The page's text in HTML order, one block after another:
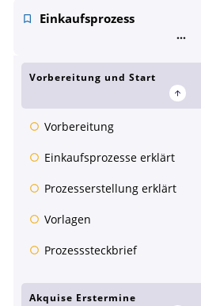
Einkaufsprozess
Vorbereitung und Start
Vorbereitung
Einkaufsprozesse erklärt
Prozesserstellung erklärt
Vorlagen
Prozesssteckbrief
Akquise Erstermine